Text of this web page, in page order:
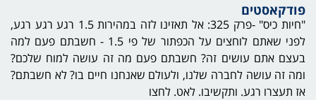
פודקאסטים
"חיות כיס" -פרק 325: אל תאזינו לזה במהירות 1.5 רגע רגע רגע,
לפני שאתם לוחצים על הכפתור של פי 1.5 - חשבתם פעם למה
בעצם אתם עושים זה? חשבתם פעם מה זה עושה למוח שלכם?
ומה זה עושה לחברה שלנו, ולעולם שאנחנו חיים בו? לא חשבתם?
אז תעצרו רגע. ותקשיבו. לאט. לחצו